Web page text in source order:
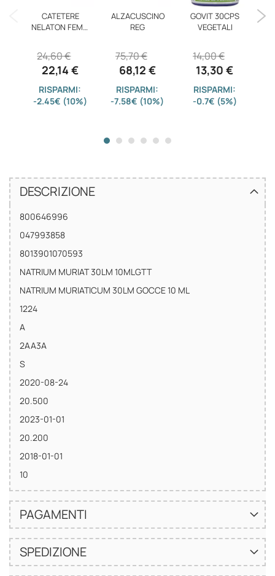
CATETERE
NELATON FEMM
22,14 €
24,60 €
RISPARMI:
-2.45€ (10%)
ALZACUSCINO
REG
68,12 €
75,70 €
RISPARMI:
-7.58€ (10%)
GOVIT 30CPS
VEGETALI
13,30 €
14,00 €
RISPARMI:
-0.7€ (5%)
DESCRIZIONE
800646996
047993858
8013901070593
NATRIUM MURIAT 30LM 10MLGTT
NATRIUM MURIATICUM 30LM GOCCE 10 ML
1224
A
2AA3A
S
2020-08-24
20.500
2023-01-01
20.200
2018-01-01
10
PAGAMENTI
SPEDIZIONE